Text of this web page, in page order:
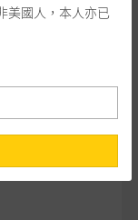
(-)資金流出
如閣下欲取麥格
無意要約或唆使
在參考條款上或在
屬例外。
人風險
，且均以真誠提
美國人，本人亦已